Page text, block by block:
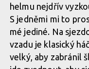
helmu nejdřív
S jedněmi mi to
mé jediné. Na
vzadu je klasický
velký, aby zabránil